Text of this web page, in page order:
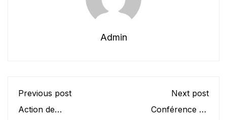
Admin
Previous post
Action de
Next post
Conférence en